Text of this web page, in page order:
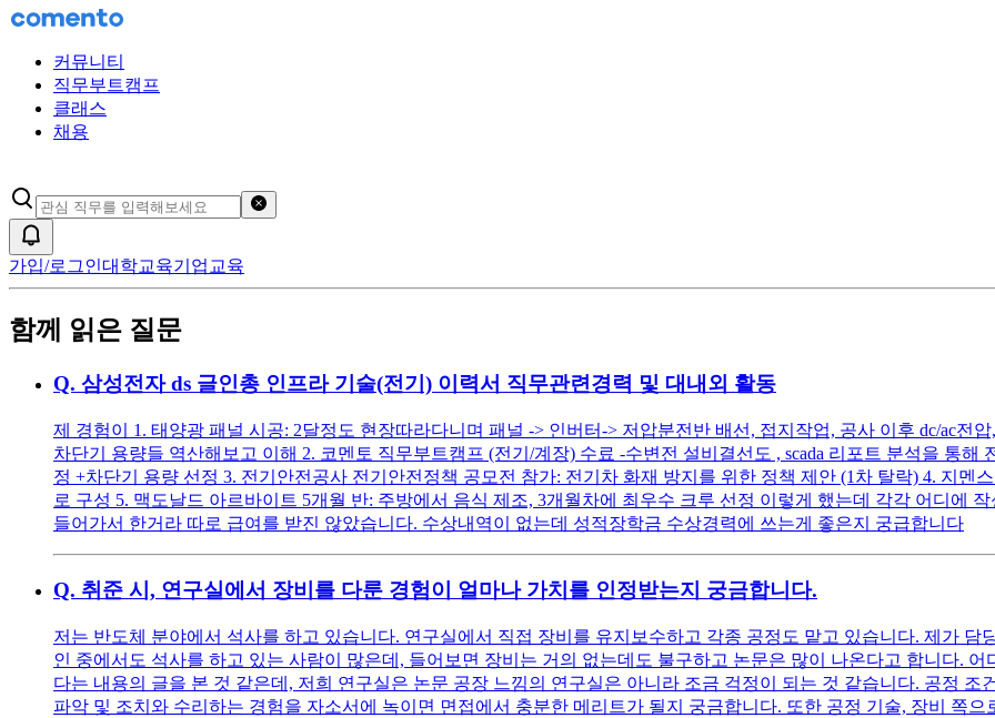
커뮤니티
직무부트캠프
클래스
채용
가입/로그인대학교육기업교육
함께 읽은 질문
Q. 삼성전자 ds 글인총 인프라 기술(전기) 이력서 직무관련경력 및 대내외 활동
제 경험이 1. 태양광 패널 시공: 2달정도 현장따라다니며 패널 -> 인버터-> 저압분전반 배선, 접지작업, 공사 이후 dc/ac전
차단기 용량들 역산해보고 이해 2. 코멘토 직무부트캠프 (전기/계장) 수료 -수변전 설비결선도 , scada 리포트 분석을 통
정 +차단기 용량 선정 3. 전기안전공사 전기안전정책 공모전 참가: 전기차 화재 방지를 위한 정책 제안 (1차 탈락) 4. 지멘
로 구성 5. 맥도날드 아르바이트 5개월 반: 주방에서 음식 제조, 3개월차에 최우수 크루 선정 이렇게 했는데 각각 어디에
들어가서 한거라 따로 급여를 받진 않았습니다. 수상내역이 없는데 성적장학금 수상경력에 쓰는게 좋은지 궁급합니다
Q. 취준 시, 연구실에서 장비를 다룬 경험이 얼마나 가치를 인정받는지 궁금합니다.
저는 반도체 분야에서 석사를 하고 있습니다. 연구실에서 직접 장비를 유지보수하고 각종 공정도 맡고 있습니다. 제가
인 중에서도 석사를 하고 있는 사람이 많은데, 들어보면 장비는 거의 없는데도 불구하고 논문은 많이 나온다고 합니다.
다는 내용의 글을 본 것 같은데, 저희 연구실은 논문 공장 느낌의 연구실은 아니라 조금 걱정이 되는 것 같습니다. 공정
파악 및 조치와 수리하는 경험을 자소서에 녹이면 면접에서 충분한 메리트가 될지 궁금합니다. 또한 공정 기술, 장비 쪽